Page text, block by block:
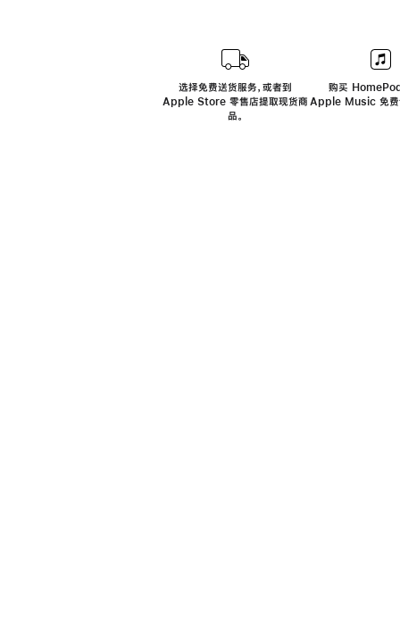
选择免费送货服务，或者到
Apple Store 零售店提取现货商
品。
购买
Apple Music 免费